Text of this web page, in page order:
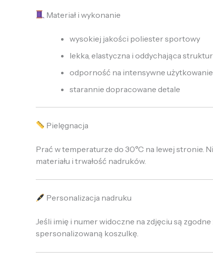
Materiał i wykonanie
wysokiej jakości poliester sportowy
lekka, elastyczna i oddychająca
odporność na intensywne użytkowanie
starannie dopracowane detale
Pielęgnacja
Prać w temperaturze do 30°C na lewej stronie.
materiału i trwałość nadruków.
Personalizacja nadruku
Jeśli imię i numer widoczne na zdjęciu są
spersonalizowaną koszulkę.